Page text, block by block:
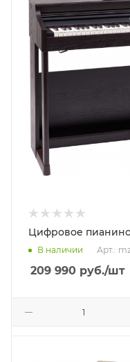
Цифровое пианино
В наличии Арт.:
209 990 руб./шт